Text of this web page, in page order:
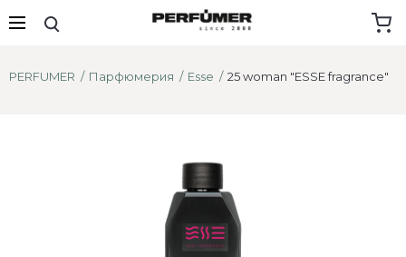
PERFUMER Парфюмерия Esse 25 woman "ESSE fragrance"